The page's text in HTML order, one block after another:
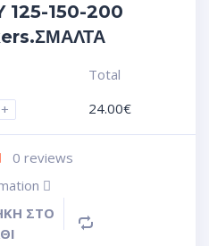
125-150-200
+
Total
24.00€
0 reviews
ΣΤΟ